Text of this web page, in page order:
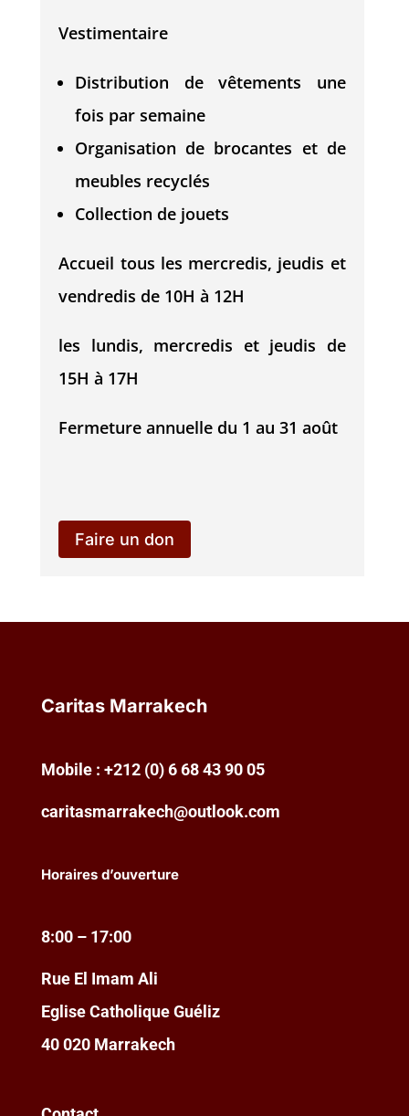
Vestimentaire
Distribution de vêtements une
fois par semaine
Organisation de brocantes et de
meubles recyclés
Collection de jouets
Accueil tous les mercredis, jeudis et
vendredis de 10H à 12H
les lundis, mercredis et jeudis de
15H à 17H
Fermeture annuelle du 1 au 31 août
Faire un don
Caritas Marrakech
Mobile : +212 (0) 6 68 43 90 05
caritasmarrakech@outlook.com
Horaires d’ouverture
8:00 – 17:00
Rue El Imam Ali
Eglise Catholique Guéliz
40 020 Marrakech